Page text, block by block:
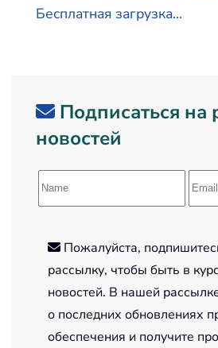
Бесплатная загрузка...
Подписаться на
новостей
Пожалуйста,
рассылку, чтобы быть в
новостей. В нашей
о последних обновлениях
обеспечения и получите